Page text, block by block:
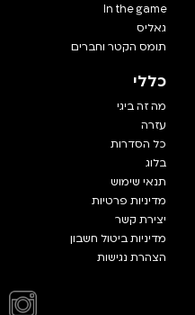
In the game
גאליס
תומס הקטר וחברים
כללי
מה זה ביגי
עזרה
כל הסדרות
בלוג
תנאי שימוש
מדיניות פרטיות
יצירת קשר
מדיניות ביטול חשבון
הצהרת נגישות